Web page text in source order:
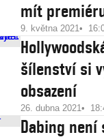
mít
9. května 2021
šílenství si
obsazení
26. dubna 2021
Dabing není